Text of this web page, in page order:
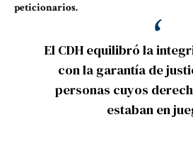
peticionarios.
El CDH equilibró la
con la garantía de
personas cuyos
estaban en